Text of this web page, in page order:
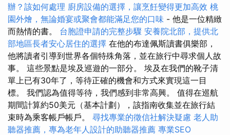
辦？該如何處理 廚房設備的選擇，讓烹飪變得更加高效 桃
園外燴，無論婚宴或聚會都能滿足您的口味 - 他是一位精緻
而熱情的書。 台胞證申請的完整步驟 安養院北部，提供北
部地區長者安心居住的選擇 在他的布達佩斯讀書俱樂部，
他將讀者引導到世界各個特殊角落，並在旅行中尋求個人故
事。 這些景點是埃及巡遊的一部分。 埃及在我們的靴子清
單上已有30年了，等待正確的機會和方式來實現這一目
標。 我們認為值得等待，我們感到非常高興。 值得在巡航
期間計算約50美元（基本計劃），該指南收集並在旅行結
束時為乘客帳戶帳戶。 尋找專業的徵信社解決疑慮 老人助
聽器推薦，專為老年人設計的助聽器推薦 專業SEO